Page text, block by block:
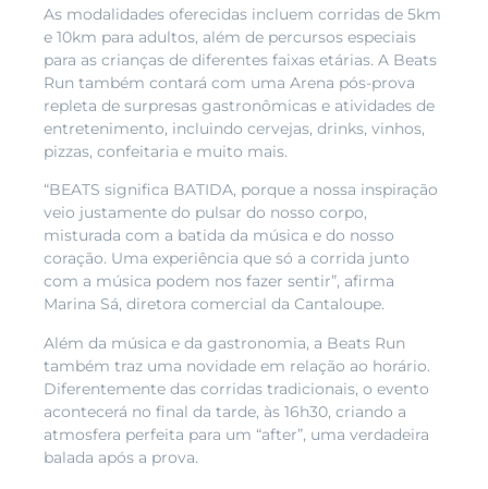
As modalidades oferecidas incluem corridas de 5km
e 10km para adultos, além de percursos especiais
para as crianças de diferentes faixas etárias. A Beats
Run também contará com uma Arena pós-prova
repleta de surpresas gastronômicas e atividades de
entretenimento, incluindo cervejas, drinks, vinhos,
pizzas, confeitaria e muito mais.
“BEATS significa BATIDA, porque a nossa inspiração
veio justamente do pulsar do nosso corpo,
misturada com a batida da música e do nosso
coração. Uma experiência que só a corrida junto
com a música podem nos fazer sentir”, afirma
Marina Sá, diretora comercial da Cantaloupe.
Além da música e da gastronomia, a Beats Run
também traz uma novidade em relação ao horário.
Diferentemente das corridas tradicionais, o evento
acontecerá no final da tarde, às 16h30, criando a
atmosfera perfeita para um “after”, uma verdadeira
balada após a prova.